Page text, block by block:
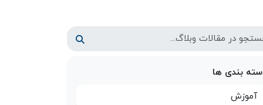
بندی ها
آموزش